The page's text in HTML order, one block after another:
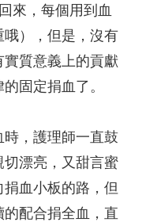
來，每個用到血
），但是，沒有
質意義上的貢獻
固定捐血了。
，護理師一直鼓
漂亮，又甜言蜜
血小板的路，但
配合捐全血，直